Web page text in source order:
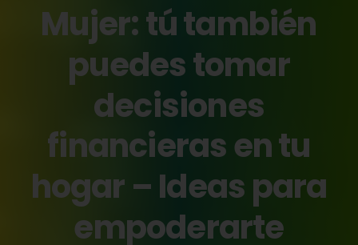
Mujer:tútambién
puedestomar
decisiones
financierasentu
hogar–Ideaspara
empoderarte